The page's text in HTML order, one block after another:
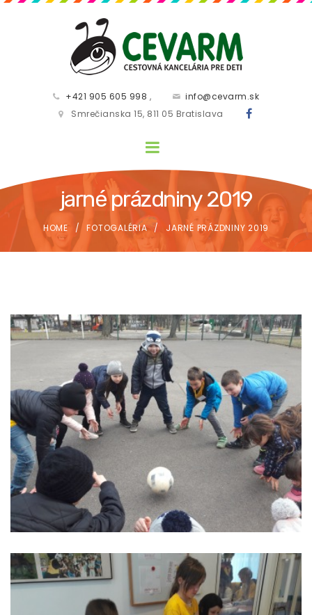
+421 905 605 998 ,
info@cevarm.sk
Smrečianska 15, 811 05 Bratislava
jarné prázdniny 2019
HOME FOTOGALÉRIA JARNÉ PRÁZDNINY 2019